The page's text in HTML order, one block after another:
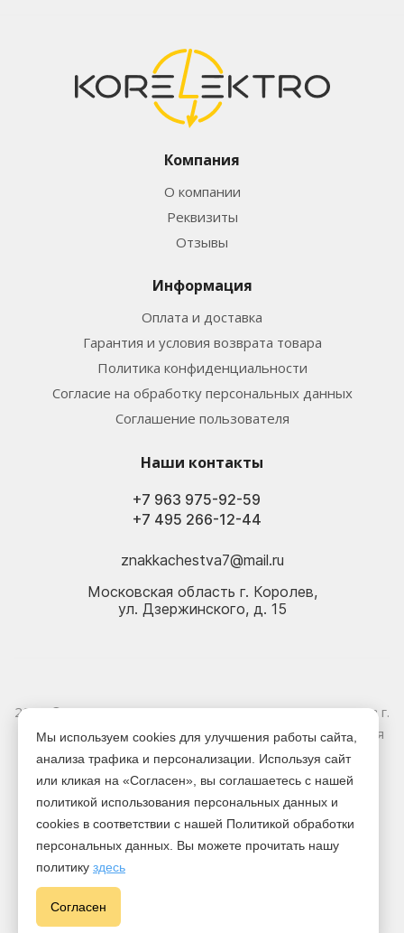
Компания
О компании
Реквизиты
Отзывы
Информация
Оплата и доставка
Гарантия и условия возврата товара
Политика конфиденциальности
Согласие на обработку персональных данных
Соглашение пользователя
Наши контакты
+7 495 266-12-44
+7 963 975-92-59
znakkachestva7@mail.ru
Московская область г. Королев,
ул. Дзержинского, д. 15
2026 © Электрика оптом и в розницу - Магазин-склад в г.
Королёв. Информация, указанная на сайте, не является
публичной офертой.
Версия для печати
Мы используем cookies для улучшения работы сайта,
анализа трафика и персонализации. Используя сайт
или кликая на «Согласен», вы соглашаетесь с нашей
политикой использования персональных данных и
cookies в соответствии с нашей Политикой обработки
персональных данных. Вы можете прочитать нашу
политику здесь
Cогласен